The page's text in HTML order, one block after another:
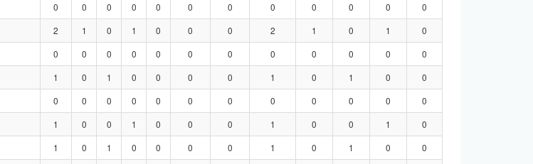
0 0 0 0 0 0 0 0 0 0 0
0
2 1 0 1 0 0 0 2 1 0 1
0
0 0 0 0 0 0 0 0 0 0 0
0
1 0 1 0 0 0 0 1 0 1 0
0
0 0 0 0 0 0 0 0 0 0 0
0
1 0 0 1 0 0 0 1 0 0 1
0
1 0 1 0 0 0 0 1 0 1 0
0